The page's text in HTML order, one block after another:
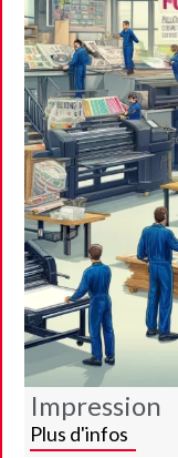
Impression
Plus d'infos